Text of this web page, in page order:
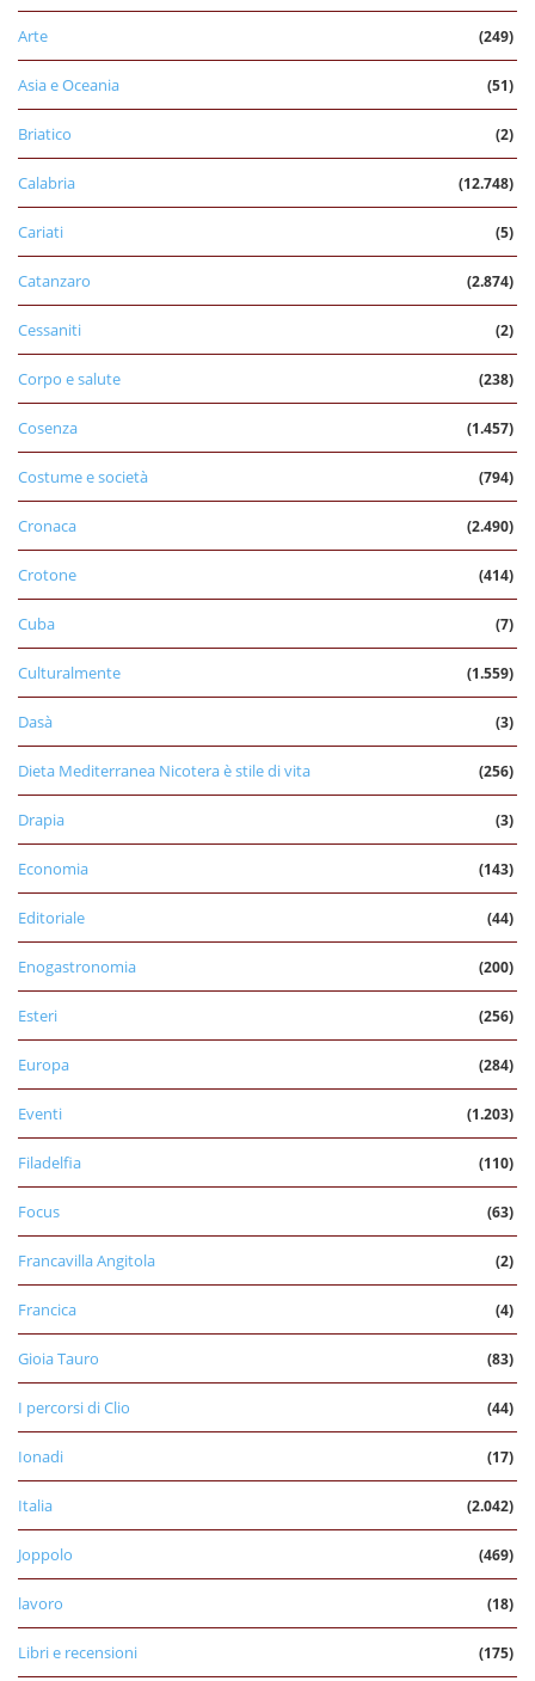
Arte (249)
Asia e Oceania (51)
Briatico (2)
Calabria (12.748)
Cariati (5)
Catanzaro (2.874)
Cessaniti (2)
Corpo e salute (238)
Cosenza (1.457)
Costume e società (794)
Cronaca (2.490)
Crotone (414)
Cuba (7)
Culturalmente (1.559)
Dasà (3)
Dieta Mediterranea Nicotera è stile di vita (256)
Drapia (3)
Economia (143)
Editoriale (44)
Enogastronomia (200)
Esteri (256)
Europa (284)
Eventi (1.203)
Filadelfia (110)
Focus (63)
Francavilla Angitola (2)
Francica (4)
Gioia Tauro (83)
I percorsi di Clio (44)
Ionadi (17)
Italia (2.042)
Joppolo (469)
lavoro (18)
Libri e recensioni (175)